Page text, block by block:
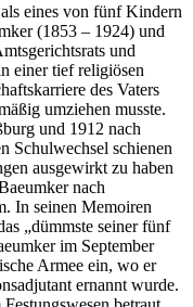
eines von fünf Kindern
(1853 – 1924) und
und
einer tief religiösen
des Vaters
umziehen musste.
und 1912 nach
Schulwechsel schienen
ausgewirkt zu haben
nach
In seinen Memoiren
„dümmste seiner fünf
im September
Armee ein, wo er
ernannt wurde.